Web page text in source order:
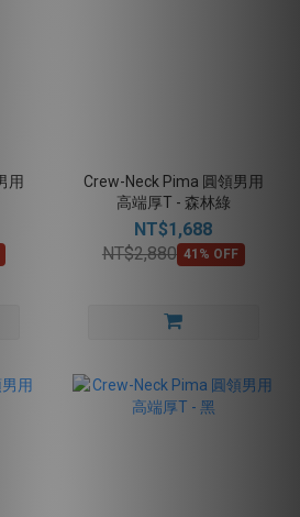
Crew-Neck Pima 圓領男用
高端厚T - 森林綠
NT$1,688
NT$2,880 41% OFF